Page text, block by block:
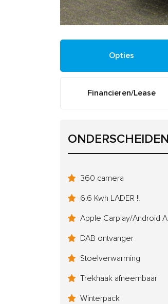
Opties
Financieren/Lease
360 camera
6.6 Kwh LADER !!
Apple Carplay/Android
DAB ontvanger
Stoelverwarming
Trekhaak afneembaar
Winterpack